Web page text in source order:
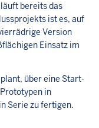
bereits das
ist es, auf
Version
Einsatz im
über eine Start-
in
Serie zu fertigen.